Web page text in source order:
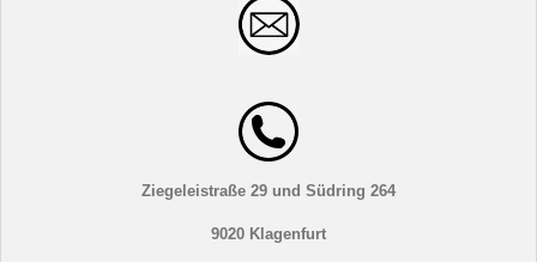
Ziegeleistraße 29 und Südring 264
9020 Klagenfurt